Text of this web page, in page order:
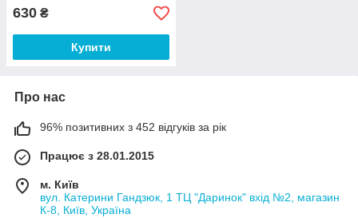
630 ₴
Купити
Про нас
96% позитивних з 452 відгуків за рік
Працює з 28.01.2015
м. Київ
вул. Катерини Гандзюк, 1 ТЦ "Даринок" вхід №2, магазин
К-8, Київ, Україна